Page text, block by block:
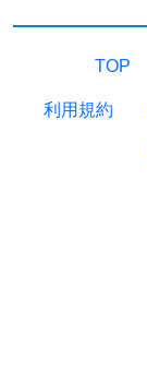
TOP
利用規約